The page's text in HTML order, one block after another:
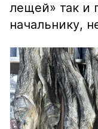
лещей» так и
начальнику,